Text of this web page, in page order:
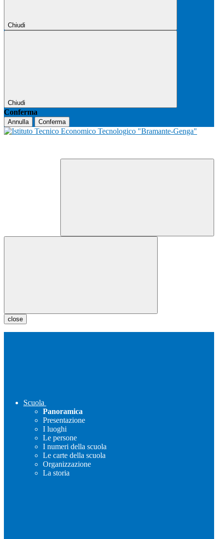
Chiudi
Chiudi
Conferma
Annulla Conferma
close
Scuola
Panoramica
Presentazione
I luoghi
Le persone
I numeri della scuola
Le carte della scuola
Organizzazione
La storia